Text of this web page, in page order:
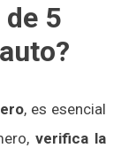
5
, es esencial
verifica la